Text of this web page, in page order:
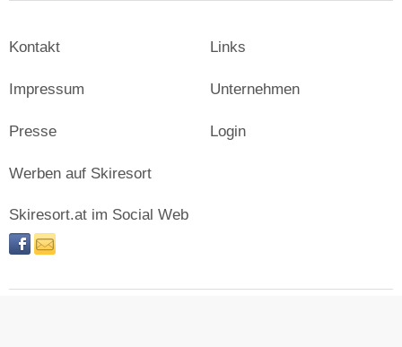
Kontakt
Impressum
Presse
Links
Unternehmen
Login
Werben auf Skiresort
Skiresort.at im Social Web
facebooknewsletter